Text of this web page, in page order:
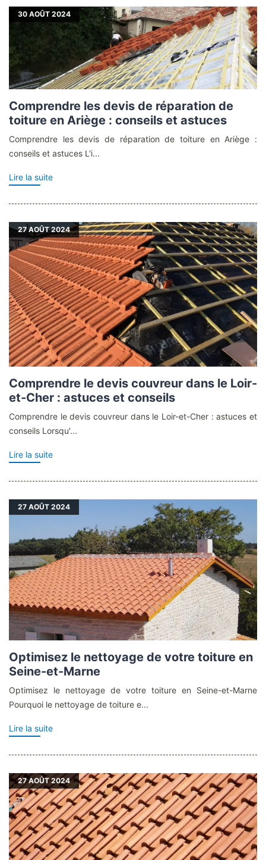
30 AOÛT 2024
Comprendre les devis de réparation de
toiture en Ariège : conseils et astuces
Comprendre les devis de réparation de toiture en Ariège :
conseils et astuces L'i...
Lire la suite
27AOÛT 2024
Comprendre le devis couvreur dans le Loir-
et-Cher : astuces et conseils
Comprendre le devis couvreur dans le Loir-et-Cher : astuces et
conseils Lorsqu'...
Lire la suite
27 AOÛT 2024
Optimisez le nettoyage de votre toiture en
Seine-et-Marne
Optimisez le nettoyage de votre toiture en Seine-et-Marne
Pourquoi le nettoyage de toiture e...
Lire la suite
27AOÛT 2024